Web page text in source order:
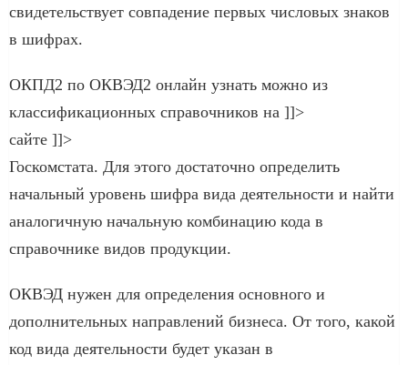
свидетельствует совпадение первых числовых знаков
в шифрах.
ОКПД2 по ОКВЭД2 онлайн узнать можно из
классификационных справочников на ]]>
сайте ]]>
Госкомстата. Для этого достаточно определить
начальный уровень шифра вида деятельности и найти
аналогичную начальную комбинацию кода в
справочнике видов продукции.
ОКВЭД нужен для определения основного и
дополнительных направлений бизнеса. От того, какой
код вида деятельности будет указан в